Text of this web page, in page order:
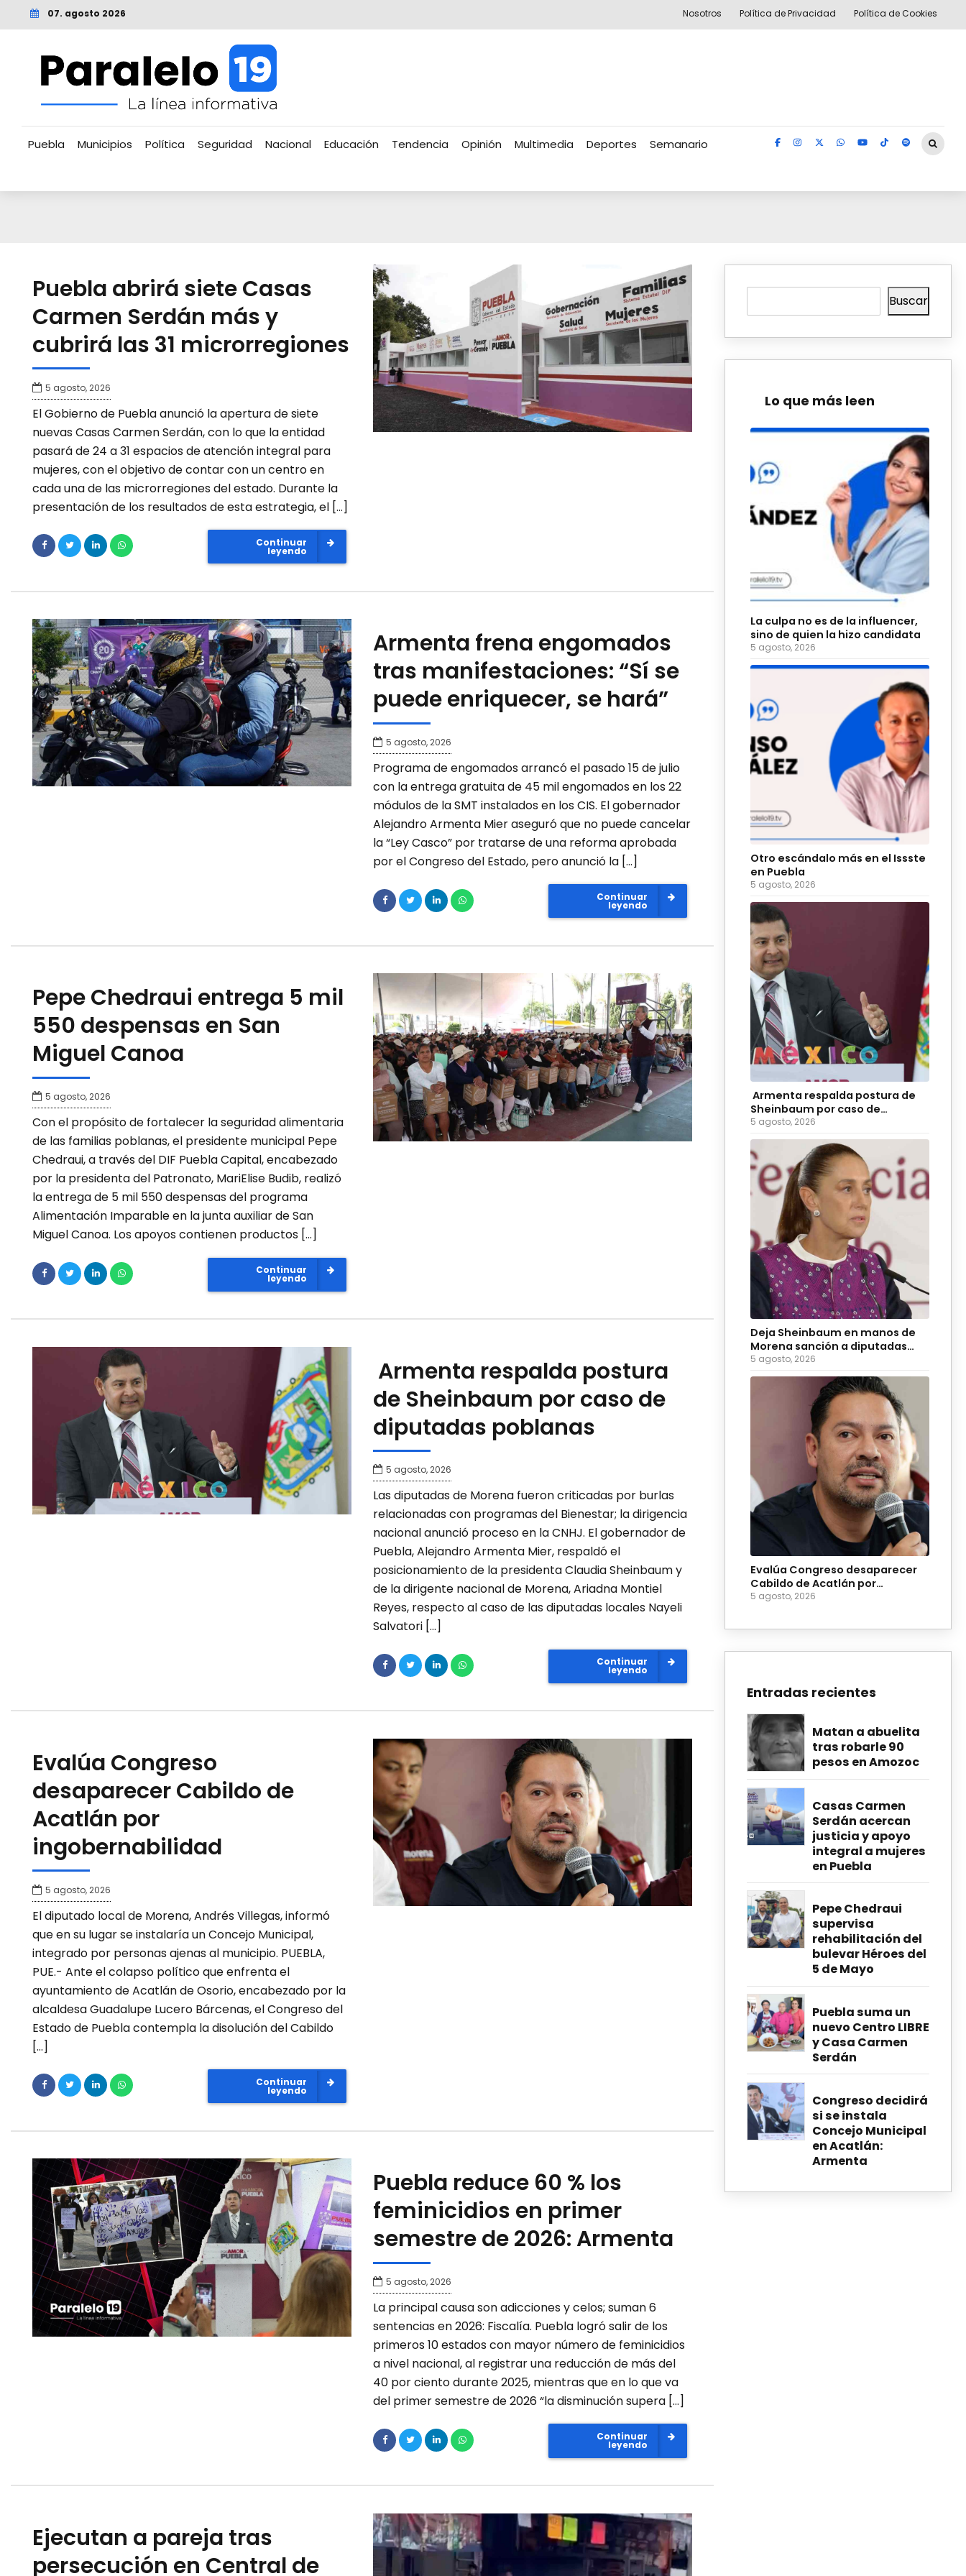
07. agosto 2026 Nosotros Política de Privacidad Política de Cookies
Puebla Municipios Política Seguridad Nacional Educación Tendencia Opinión Multimedia Deportes Semanario
Puebla abrirá siete Casas
Carmen Serdán más y
cubrirá las 31 microrregiones
5 agosto, 2026
El Gobierno de Puebla anunció la apertura de siete
nuevas Casas Carmen Serdán, con lo que la entidad
pasará de 24 a 31 espacios de atención integral para
mujeres, con el objetivo de contar con un centro en
cada una de las microrregiones del estado. Durante la
presentación de los resultados de esta estrategia, el […]
Continuar
leyendo
Armenta frena engomados
tras manifestaciones: “Sí se
puede enriquecer, se hará”
5 agosto, 2026
Programa de engomados arrancó el pasado 15 de julio
con la entrega gratuita de 45 mil engomados en los 22
módulos de la SMT instalados en los CIS. El gobernador
Alejandro Armenta Mier aseguró que no puede cancelar
la “Ley Casco” por tratarse de una reforma aprobada
por el Congreso del Estado, pero anunció la […]
Continuar
leyendo
Pepe Chedraui entrega 5 mil
550 despensas en San
Miguel Canoa
5 agosto, 2026
Con el propósito de fortalecer la seguridad alimentaria
de las familias poblanas, el presidente municipal Pepe
Chedraui, a través del DIF Puebla Capital, encabezado
por la presidenta del Patronato, MariElise Budib, realizó
la entrega de 5 mil 550 despensas del programa
Alimentación Imparable en la junta auxiliar de San
Miguel Canoa. Los apoyos contienen productos […]
Continuar
leyendo
Armenta respalda postura
de Sheinbaum por caso de
diputadas poblanas
5 agosto, 2026
Las diputadas de Morena fueron criticadas por burlas
relacionadas con programas del Bienestar; la dirigencia
nacional anunció proceso en la CNHJ. El gobernador de
Puebla, Alejandro Armenta Mier, respaldó el
posicionamiento de la presidenta Claudia Sheinbaum y
de la dirigente nacional de Morena, Ariadna Montiel
Reyes, respecto al caso de las diputadas locales Nayeli
Salvatori […]
Continuar
leyendo
Evalúa Congreso
desaparecer Cabildo de
Acatlán por
ingobernabilidad
5 agosto, 2026
El diputado local de Morena, Andrés Villegas, informó
que en su lugar se instalaría un Concejo Municipal,
integrado por personas ajenas al municipio. PUEBLA,
PUE.- Ante el colapso político que enfrenta el
ayuntamiento de Acatlán de Osorio, encabezado por la
alcaldesa Guadalupe Lucero Bárcenas, el Congreso del
Estado de Puebla contempla la disolución del Cabildo
[…]
Continuar
leyendo
Puebla reduce 60 % los
feminicidios en primer
semestre de 2026: Armenta
5 agosto, 2026
La principal causa son adicciones y celos; suman 6
sentencias en 2026: Fiscalía. Puebla logró salir de los
primeros 10 estados con mayor número de feminicidios
a nivel nacional, al registrar una reducción de más del
40 por ciento durante 2025, mientras que en lo que va
del primer semestre de 2026 “la disminución supera […]
Continuar
leyendo
Ejecutan a pareja tras
persecución en Central de
Buscar
Lo que más leen
La culpa no es de la influencer,
sino de quien la hizo candidata
5 agosto, 2026
Otro escándalo más en el Issste
en Puebla
5 agosto, 2026
Armenta respalda postura de
Sheinbaum por caso de
diputadas poblanas
5 agosto, 2026
Deja Sheinbaum en manos de
Morena sanción a diputadas
poblanas; condena burlas
5 agosto, 2026
Evalúa Congreso desaparecer
Cabildo de Acatlán por
ingobernabilidad
5 agosto, 2026
Entradas recientes
Matan a abuelita
tras robarle 90
pesos en Amozoc
Casas Carmen
Serdán acercan
justicia y apoyo
integral a mujeres
en Puebla
Pepe Chedraui
supervisa
rehabilitación del
bulevar Héroes del
5 de Mayo
Puebla suma un
nuevo Centro LIBRE
y Casa Carmen
Serdán
Congreso decidirá
si se instala
Concejo Municipal
en Acatlán:
Armenta